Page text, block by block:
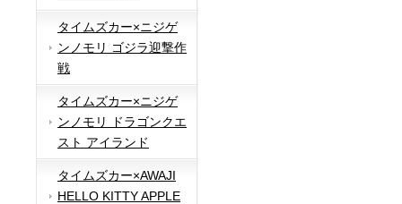
タイムズカー×ニジゲ
ンノモリ ゴジラ迎撃作
戦
タイムズカー×ニジゲ
ンノモリ ドラゴンクエ
スト アイランド
タイムズカー×AWAJI
HELLO KITTY APPLE